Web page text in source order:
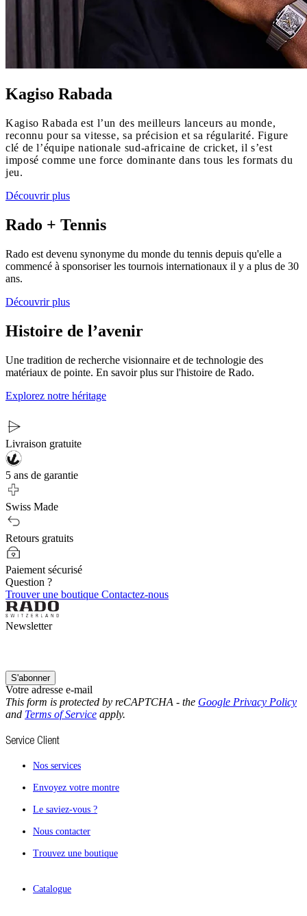
Kagiso Rabada
Kagiso Rabada est l’un des meilleurs lanceurs au monde,
reconnu pour sa vitesse, sa précision et sa régularité. Figure
clé de l’équipe nationale sud-africaine de cricket, il s’est
imposé comme une force dominante dans tous les formats du
jeu.
Découvrir plus
Rado + Tennis
Rado est devenu synonyme du monde du tennis depuis qu'elle a
commencé à sponsoriser les tournois internationaux il y a plus de 30
ans.
Découvrir plus
Histoire de l’avenir
Une tradition de recherche visionnaire et de technologie des
matériaux de pointe. En savoir plus sur l'histoire de Rado.
Explorez notre héritage
Livraison gratuite
5 ans de garantie
Swiss Made
Retours gratuits
Paiement sécurisé
Question ?
Trouver une boutique Contactez-nous
Newsletter
Votre adresse e-mail
S'abonner
This form is protected by reCAPTCHA - the Google Privacy Policy
and Terms of Service apply.
Service Client
Nos services
Envoyez votre montre
Le saviez-vous ?
Nous contacter
Trouvez une boutique
Catalogue